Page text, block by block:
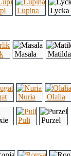
Lupina Lycka
Masala Matilda
Nuria Olalia
Puli Purzel